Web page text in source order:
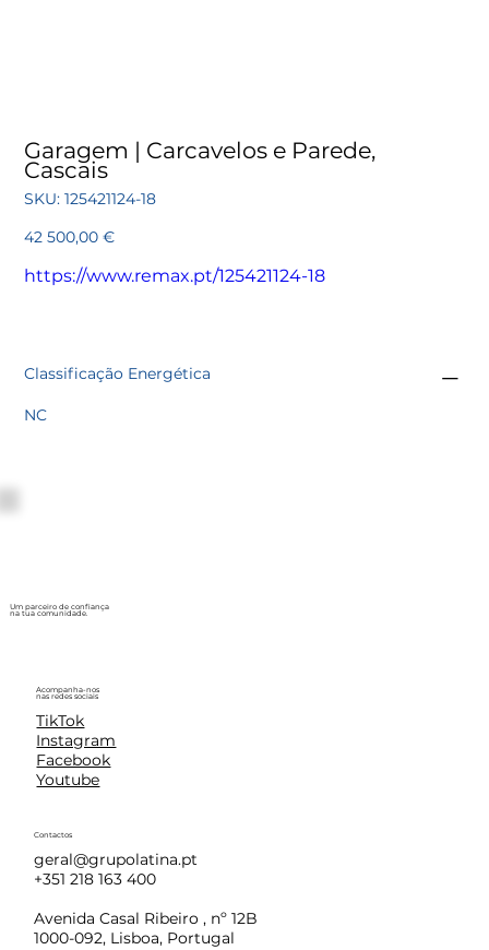
Garagem | Carcavelos e Parede,
Cascais
SKU: SKU
125421124-
125421124-18
Preço
42 500,00 €
https://www.remax.pt/125421124-18
Classificação Energética
NC
Um parceiro de confiança
na tua comunidade.
Acompanha-nos
nas redes sociais
TikTok
Instagram
Facebook
Youtube
Contactos
geral@grupolatina.pt
+351 218 163 400
Avenida Casal Ribeiro , nº 12B
1000-092, Lisboa, Portugal